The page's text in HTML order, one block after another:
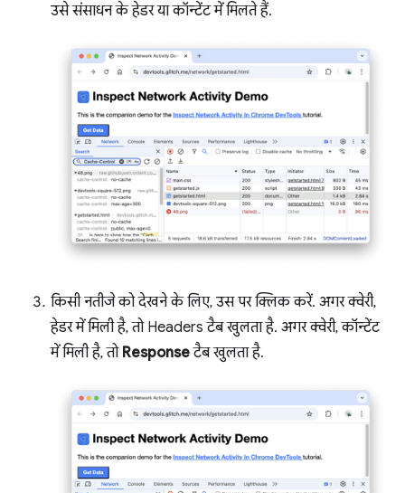
उसे संसाधन के हेडर या कॉन्टेंट में मिलते हैं.
किसी नतीजे को देखने के लिए, उस पर क्लिक करें. अगर क्वेरी,
हेडर में मिली है, तो Headers टैब खुलता है. अगर क्वेरी, कॉन्टेंट
में मिली है, तो Responseटैब खुलता है.